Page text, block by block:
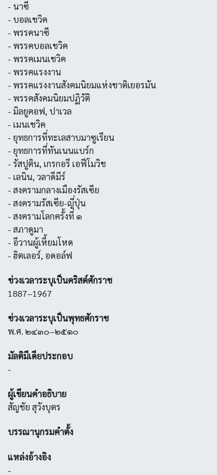
- นาซี
- บอลเชวิค
- พรรคนาซี
- พรรคบอลเชวิค
- พรรคเมนเชวิค
- พรรคแรงงาน
- พรรคแรงงานสังคมนิยมแห่งชาติเยอรมัน
- พรรคสังคมนิยมปฏิวัติ
- มิลยูคอฟ, ปาเวล
- เมนเชวิค
- ยุทธการที่ทะเลสาบมาซูเรียน
- ยุทธการที่ทันเนนแบร์ก
- รัสปูติน, เกรกอรี เอฟีโมวิช
- เลนิน, วลาดีมีร์
- สงครามกลางเมืองรัสเซีย
- สงครามรัสเซีย-ญี่ปุ่น
- สงครามโลกครั้งที่ ๑
- สภาดูมา
- อีวานผู้เหี้ยมโหด
- ฮิตเลอร์, อดอล์ฟ
ช่วงเวลาระบุเป็นคริสต์ศักราช
1887–1967
ช่วงเวลาระบุเป็นพุทธศักราช
พ.ศ. ๒๔๓๐–๒๕๑๐
มัลติมีเดียประกอบ
-
ผู้เขียนคำอธิบาย
สัญชัย สุวังบุตร
บรรณานุกรมคำตั้ง
แหล่งอ้างอิง
-